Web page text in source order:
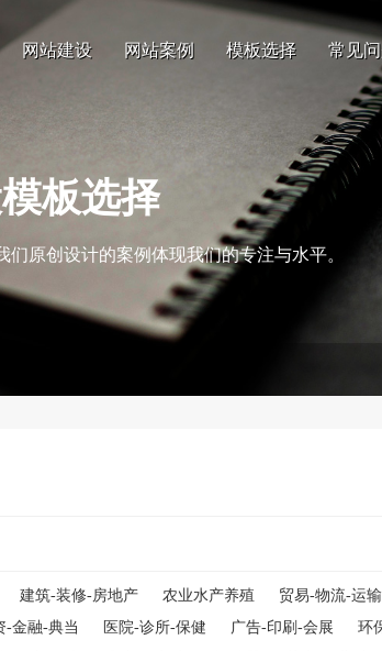
网站建设 网站案例 模板选择 常见
板选择
原创设计的案例体现我们的专注与水平。
建筑-装修-房地产 农业水产养殖 贸易-物流-运输
-金融-典当 医院-诊所-保健 广告-印刷-会展 环